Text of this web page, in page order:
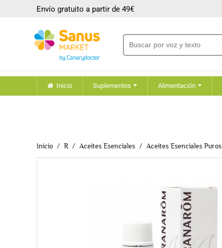
Envío gratuito a partir de 49€
Inicio Suplementos Alimentación
Inicio R Aceites Esenciales Aceites Esenciales Puros